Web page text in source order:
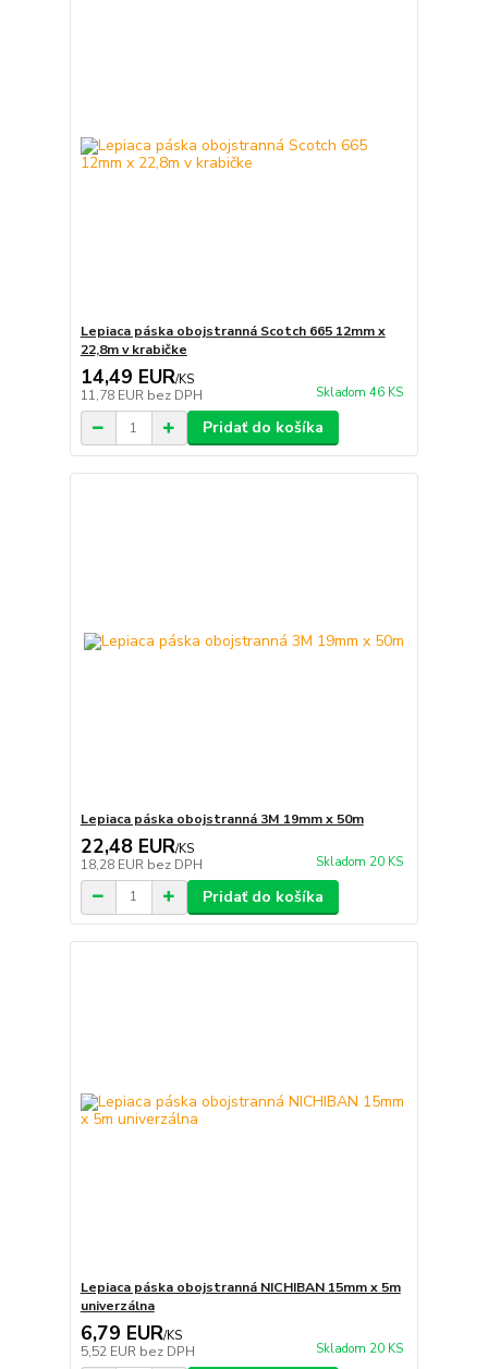
Lepiaca páska obojstranná Scotch 665 12mm x
22,8m v krabičke
14,49 EUR/KS
11,78 EUR bez DPH Skladom 46 KS
Pridať do košíka
Lepiaca páska obojstranná 3M 19mm x 50m
22,48 EUR/KS
18,28 EUR bez DPH Skladom 20 KS
Pridať do košíka
Lepiaca páska obojstranná NICHIBAN 15mm x 5m
univerzálna
6,79 EUR/KS
5,52 EUR bez DPH Skladom 20 KS